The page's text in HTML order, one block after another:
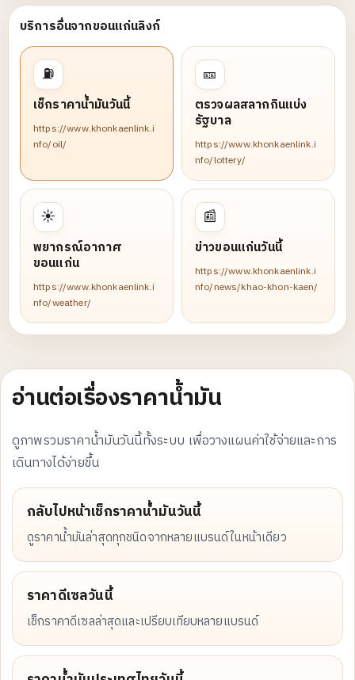
บริการอื่นจากขอนแก่นลิงก์
⛽
เช็กราคาน้ำมันวันนี้
https://www.khonkaenlink.i
nfo/oil/
🎫
ตรวจผลสลากกินแบ่ง
รัฐบาล
https://www.khonkaenlink.i
nfo/lottery/
☀️
พยากรณ์อากาศ
ขอนแก่น
https://www.khonkaenlink.i
nfo/weather/
📰
ข่าวขอนแก่นวันนี้
https://www.khonkaenlink.i
nfo/news/khao-khon-kaen/
อ่านต่อเรื่องราคาน้ำมัน
ดูภาพรวมราคาน้ำมันวันนี้ทั้งระบบ เพื่อวางแผนค่าใช้จ่ายและการ
เดินทางได้ง่ายขึ้น
กลับไปหน้าเช็กราคาน้ำมันวันนี้
ดูราคาน้ำมันล่าสุดทุกชนิดจากหลายแบรนด์ในหน้าเดียว
ราคาดีเซลวันนี้
เช็กราคาดีเซลล่าสุดและเปรียบเทียบหลายแบรนด์